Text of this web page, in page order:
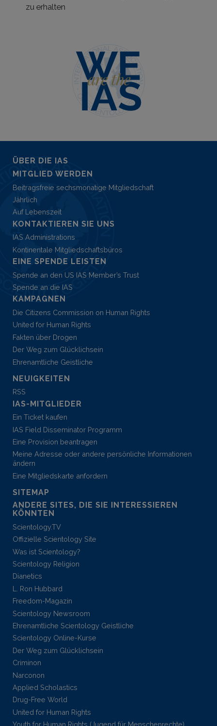
zu erhalten
ÜBER DIE IAS
MITGLIED WERDEN
Beitragsfreie sechsmonatige Mitgliedschaft
Jährlich
Auf Lebenszeit
KONTAKTIEREN SIE UNS
IAS Administrations
Kontinentale Mitgliedschaftsbüros
EINE SPENDE LEISTEN
Spende an den US IAS Member’s Trust
Spende an die IAS
KAMPAGNEN
Die Citizens Commission on Human Rights
United for Human Rights
Fakten über Drogen
Der Weg zum Glücklichsein
Ehrenamtliche Geistliche
NEUIGKEITEN
RSS
IAS-MITGLIEDER
Ein Ticket kaufen
IAS Field Disseminator Programm
Eine Provision beantragen
Meine Adresse oder andere persönliche Informationen
ändern
Eine Mitgliedskarte anfordern
SITEMAP
ANDERE SITES, DIE SIE INTERESSIEREN
KÖNNTEN
Scientology.TV
Offizielle Scientology Site
Was ist Scientology?
Scientology Religion
Dianetics
L. Ron Hubbard
Freedom-Magazin
Scientology Newsroom
Ehrenamtliche Scientology Geistliche
Scientology Online-Kurse
Der Weg zum Glücklichsein
Criminon
Narconon
Applied Scholastics
Drug-Free World
United for Human Rights